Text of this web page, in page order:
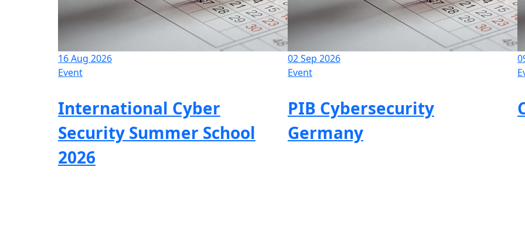
16 Aug 2026
Event
International Cyber
Security Summer School
2026
02 Sep 2026
Event
PIB Cybersecurity
Germany